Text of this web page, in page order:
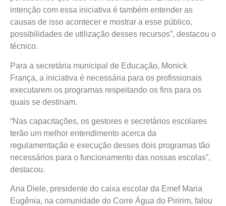
intenção com essa iniciativa é também entender as
causas de isso acontecer e mostrar a esse público,
possibilidades de utilização desses recursos”, destacou o
técnico.
Para a secretária municipal de Educação, Monick
França, a iniciativa é necessária para os profissionais
executarem os programas respeitando os fins para os
quais se destinam.
“Nas capacitações, os gestores e secretários escolares
terão um melhor entendimento acerca da
regulamentação e execução desses dois programas tão
necessários para o funcionamento das nossas escolas”,
destacou.
Ana Diele, presidente do caixa escolar da Emef Maria
Eugênia, na comunidade do Corre Água do Piririm, falou